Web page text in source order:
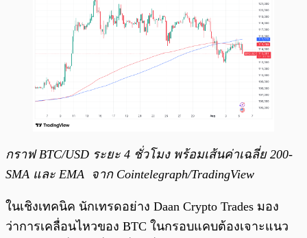
กราฟ BTC/USD ระยะ 4 ชั่วโมง พร้อมเส้นค่าเฉลี่ย 200-
SMA และ EMA
จาก Cointelegraph/TradingView
ในเชิงเทคนิค นักเทรดอย่าง Daan Crypto Trades มอง
ว่าการเคลื่อนไหวของ BTC ในกรอบแคบต้องเจาะแนว